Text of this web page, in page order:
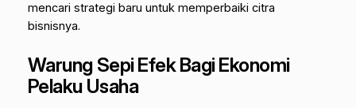
mencari strategi baru untuk memperbaiki citra
bisnisnya.
Warung Sepi Efek Bagi Ekonomi
Pelaku Usaha